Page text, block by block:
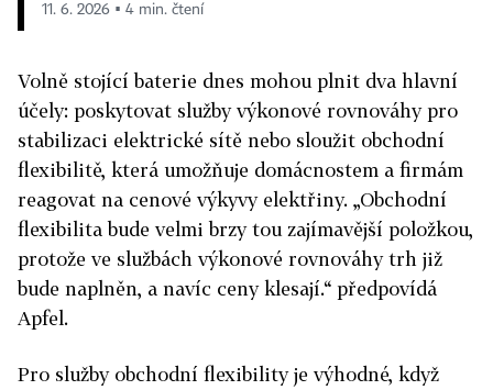
11. 6. 2026 ▪ 4 min. čtení
Volně stojící baterie dnes mohou plnit dva hlavní
účely: poskytovat služby výkonové rovnováhy pro
stabilizaci elektrické sítě nebo sloužit obchodní
flexibilitě, která umožňuje domácnostem a firmám
reagovat na cenové výkyvy elektřiny. „Obchodní
flexibilita bude velmi brzy tou zajímavější položkou,
protože ve službách výkonové rovnováhy trh již
bude naplněn, a navíc ceny klesají.“ předpovídá
Apfel.
Pro služby obchodní flexibility je výhodné, když